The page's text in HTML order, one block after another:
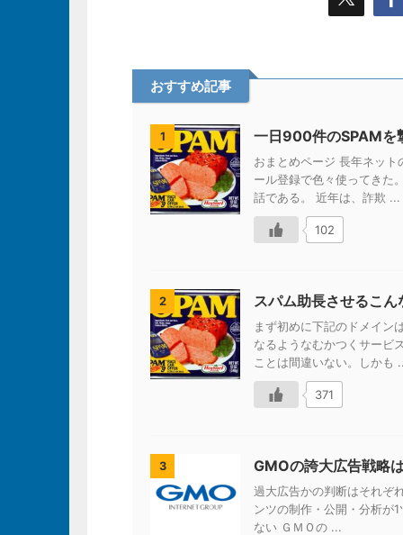
おすすめ記事
1 一日900件のSPAMを
おまとめページ 長年ネッ
ール登録で色々使ってきた
話である。 近年は、詐欺 ...
102
2 スパム助長させるこ
まず初めに下記のドメイン
なるようなむかつくサービ
ことは間違いない。しかも
371
3 GMOの誇大広告戦略
過大広告かの判断はそれぞ
ンツの制作・公開・分析が
ない ＧＭＯの ...